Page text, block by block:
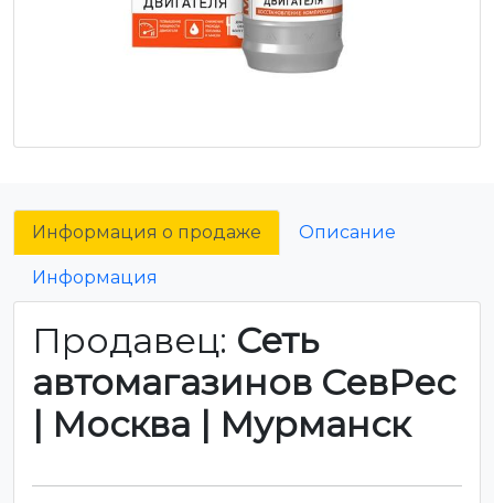
Информация о продаже Описание
Информация
Продавец: Сеть
автомагазинов СевРес
| Москва | Мурманск